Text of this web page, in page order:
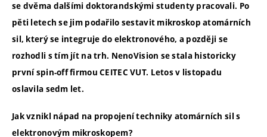
se dvěma dalšími doktorandskými studenty pracovali. Po
pěti letech se jim podařilo sestavit mikroskop atomárních
sil, který se integruje do elektronového, a později se
rozhodli s tím jít na trh. NenoVision se stala historicky
první spin-off firmou CEITEC VUT. Letos v listopadu
oslavila sedm let.
Jak vznikl nápad na propojení techniky atomárních sil s
elektronovým mikroskopem?